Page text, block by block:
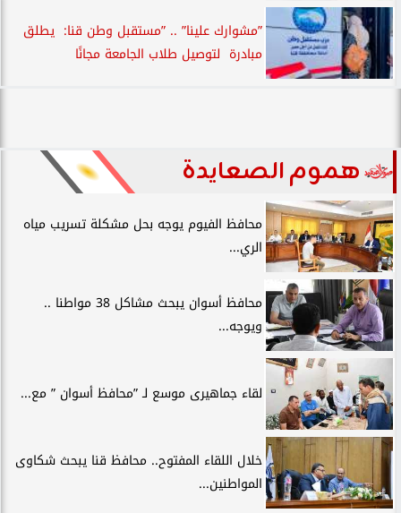
”مشوارك علينا” .. ”مستقبل وطن قنا: يطلق
مبادرة لتوصيل طلاب الجامعة مجانًا
هموم الصعايدة
محافظ الفيوم يوجه بحل مشكلة تسريب مياه
الري...
محافظ أسوان يبحث مشاكل 38 مواطنا ..
ويوجه...
لقاء جماهيرى موسع لـ ”محافظ أسوان ” مع...
خلال اللقاء المفتوح.. محافظ قنا يبحث شكاوى
المواطنين...